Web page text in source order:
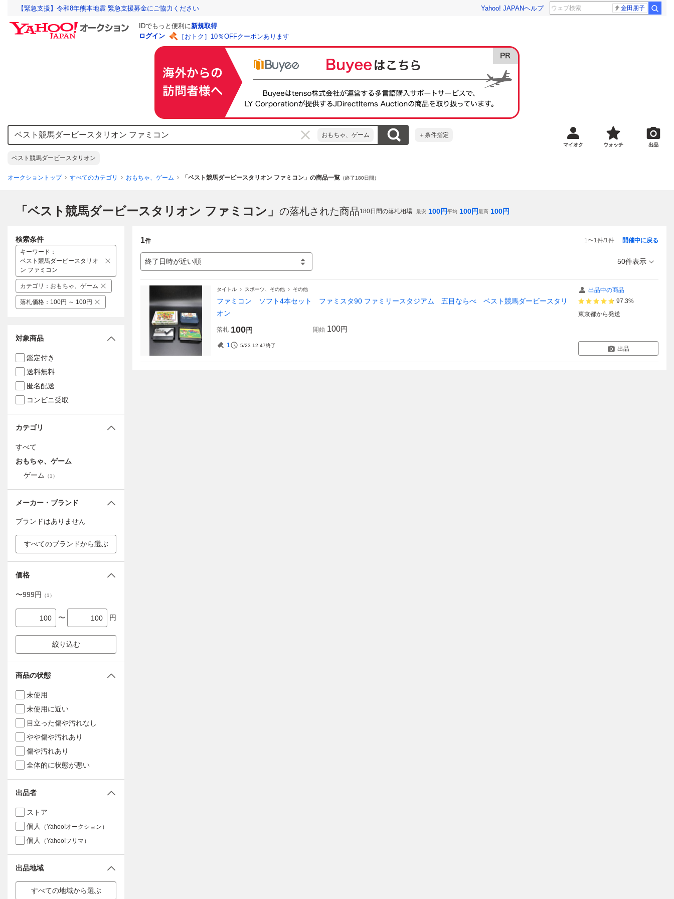
【緊急支援】令和8年熊本地震 緊急支援募金にご協力ください Yahoo! JAPANヘルプ 金田朋子
IDでもっと便利に新規取得
ログイン
［おトク］10％OFFクーポンあります
おもちゃ、ゲーム ＋条件指定
ベスト競馬ダービースタリオン
マイオク ウォッチ 出品
オークショントップ すべてのカテゴリ おもちゃ、ゲーム 「ベスト競馬ダービースタリオン ファミコン」の商品一覧 （終了180日間）
「ベスト競馬ダービースタリオン ファミコン」 の落札された商品180日間の落札相場 最安 100円平均 100円最高 100円
1件 1〜1件/1件
終了日時が近い順
開催中に戻る
50件表示
タイトル スポーツ、その他 その他
ファミコン ソフト4本セット ファミスタ90 ファミリースタジアム 五目ならべ ベスト競馬ダービースタリ
オン
落札 100円 開始 100円
1 5/23 12:47終了
出品中の商品
97.3%
東京都から発送
出品
検索条件
キーワード ：
ベスト競馬ダービースタリオ
ン ファミコン
カテゴリ ： おもちゃ、ゲーム
落札価格 ： 100円 ～ 100円
対象商品
鑑定付き
送料無料
匿名配送
コンビニ受取
カテゴリ
すべて
おもちゃ、ゲーム
ゲーム
（1 ）
メーカー・ブランド
ブランドはありません
すべてのブランドから選ぶ
価格
〜999円 （1 ）
〜 円
絞り込む
商品の状態
未使用
未使用に近い
目立った傷や汚れなし
やや傷や汚れあり
傷や汚れあり
全体的に状態が悪い
出品者
ストア
個人
（Yahoo!オークション）
個人 （Yahoo!フリマ）
出品地域
すべての地域から選ぶ